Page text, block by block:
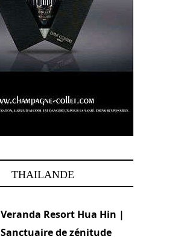
THAILANDE
Veranda Resort Hua Hin |
Sanctuaire de zénitude